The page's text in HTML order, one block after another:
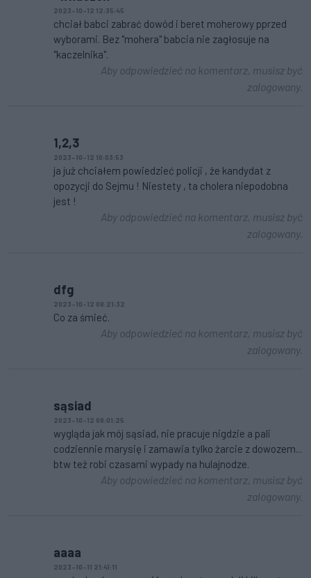
2023-10-12 12:35:45
chciał babci zabrać dowód i beret moherowy pprzed
wyborami. Bez "mohera" babcia nie zagłosuje na
"kaczelnika".
Aby odpowiedzieć na komentarz, musisz być
zalogowany.
1,2,3
2023-10-12 10:03:53
ja już chciałem powiedzieć policji , że kandydat z
opozycji do Sejmu ! Niestety , ta cholera niepodobna
jest !
Aby odpowiedzieć na komentarz, musisz być
zalogowany.
dfg
2023-10-12 08:21:32
Co za śmieć.
Aby odpowiedzieć na komentarz, musisz być
zalogowany.
sąsiad
2023-10-12 08:01:25
wygląda jak mój sąsiad, nie pracuje nigdzie a pali
codziennie marysię i zamawia tylko żarcie z dowozem...
btw też robi czasami wypady na hulajnodze.
Aby odpowiedzieć na komentarz, musisz być
zalogowany.
aaaa
2023-10-11 21:41:11